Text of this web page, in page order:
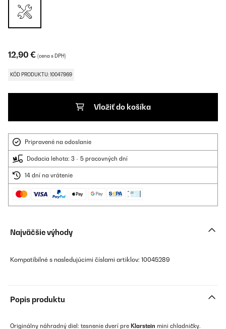
12,90 € (cena s DPH)
KÓD PRODUKTU: 10047969
Vložiť do košíka
Pripravené na odoslanie
Dodacia lehota: 3 - 5 pracovných dní
14 dní na vrátenie
Najväčšie výhody
Kompatibilné s nasledujúcimi číslami artiklov: 10045289
Popis produktu
Originálny náhradný diel: tesnenie dverí pre Klarstein mini chladničky.